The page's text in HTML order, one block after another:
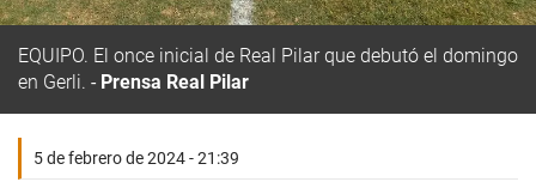
EQUIPO. El once inicial de Real Pilar que debutó el domingo
en Gerli.
Prensa Real Pilar
5 de febrero de 2024 - 21:39